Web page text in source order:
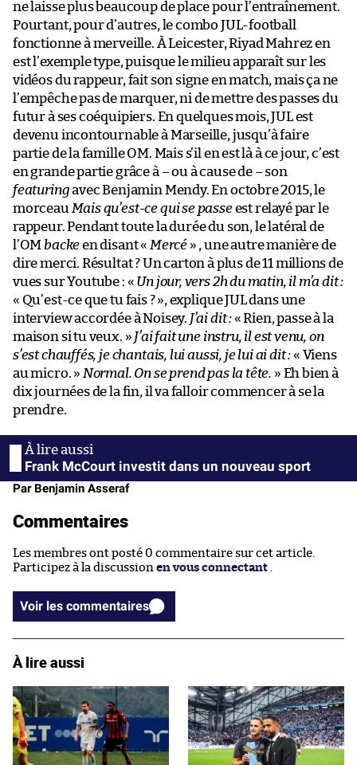
ne laisse plus beaucoup de place pour l’entraînement.
Pourtant, pour d’autres, le combo JUL-football
fonctionne à merveille. À Leicester, Riyad Mahrez en
est l’exemple type, puisque le milieu apparaît sur les
vidéos du rappeur, fait son signe en match, mais ça ne
l’empêche pas de marquer, ni de mettre des passes du
futur à ses coéquipiers. En quelques mois, JUL est
devenu incontournable à Marseille, jusqu’à faire
partie de la famille OM. Mais s’il en est là à ce jour, c’est
en grande partie grâce à – ou à cause de – son
featuringavec Benjamin Mendy. En octobre 2015, le
morceau Mais qu’est-ce qui se passeest relayé par le
rappeur. Pendant toute la durée du son, le latéral de
l’OM backeen disant « Mercé » , une autre manière de
dire merci. Résultat ? Un carton à plus de 11 millions de
vues sur Youtube : « Un jour, vers 2h du matin, il m’a dit :
« Qu’est-ce que tu fais ? », explique JUL dans une
interview accordée à Noisey. J’ai dit :« Rien, passe à la
maison si tu veux. » J’ai fait une instru, il est venu, on
s’est chauffés, je chantais, lui aussi, je lui ai dit : « Viens
au micro. » Normal. On se prend pas la tête. » Eh bien à
dix journées de la fin, il va falloir commencer à se la
prendre.
Frank McCourt investit dans un nouveau sport
Par Benjamin Asseraf
Commentaires
Les membres ont posté 0 commentaire sur cet article.
Participez à la discussion en vous connectant
Voir les commentaires
À lire aussi